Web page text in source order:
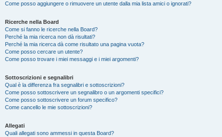
Come posso aggiungere o rimuovere un utente dalla mia lista amici o ignorati?
Ricerche nella Board
Come si fanno le ricerche nella Board?
Perché la mia ricerca non dà risultati?
Perché la mia ricerca dà come risultato una pagina vuota?
Come posso cercare un utente?
Come posso trovare i miei messaggi e i miei argomenti?
Sottoscrizioni e segnalibri
Qual è la differenza fra segnalibri e sottoscrizioni?
Come posso sottoscrivere un segnalibro o un argomenti specifici?
Come posso sottoscrivere un forum specifico?
Come cancello le mie sottoscrizioni?
Allegati
Quali allegati sono ammessi in questa Board?